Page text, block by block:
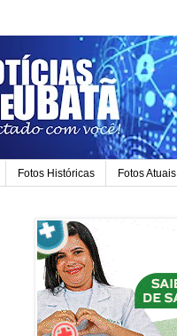
Fotos Históricas Fotos Atuais